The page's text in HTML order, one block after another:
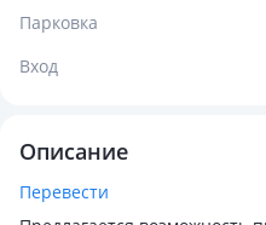
Парковка
Вход
Описание
Перевести